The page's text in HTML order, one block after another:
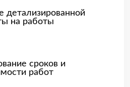
детализированной
на работы
сроков и
работ